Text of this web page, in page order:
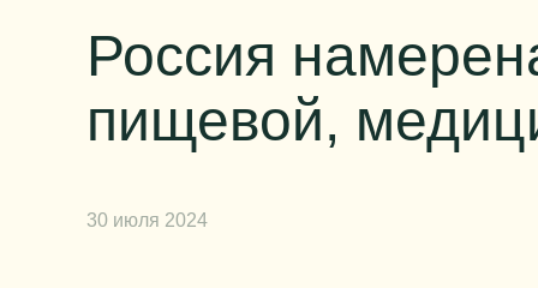
Россия
пищевой,
30 июля 2024